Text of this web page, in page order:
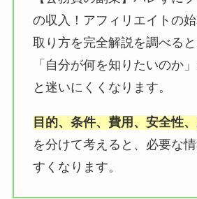
の収入！アフィリエイトの
取り方を完全解説を調べる
「自分が何を知りたいのか
と迷いにくくなります。
目的、条件、費用、安全性
を分けて考えると、必要な
すくなります。